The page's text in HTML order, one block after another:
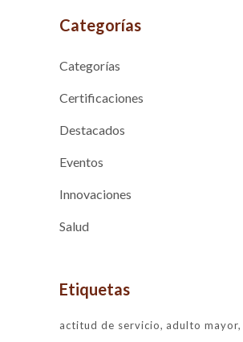
Categorías
Categorías
Certificaciones
Destacados
Eventos
Innovaciones
Salud
Etiquetas
actitud de servicio
adulto mayor